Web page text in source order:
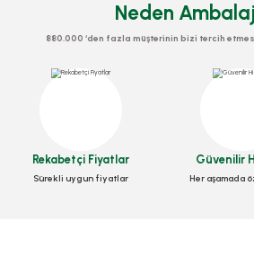
Neden
880.000 ‘den fazla müşterinin bizi tercih
Rekabetçi Fiyatlar
Sürekli uygun fiyatlar
Güvenilir
Her aşamada